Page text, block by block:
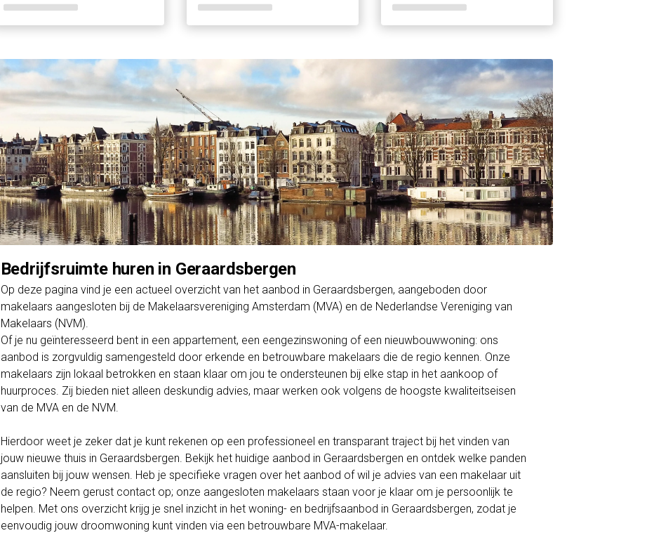
Bedrijfsruimte huren in Geraardsbergen
Op deze pagina vind je een actueel overzicht van het aanbod in Geraardsbergen, aangeboden door
makelaars aangesloten bij de Makelaarsvereniging Amsterdam (MVA) en de Nederlandse Vereniging van
Makelaars (NVM).
Of je nu geïnteresseerd bent in een appartement, een eengezinswoning of een nieuwbouwwoning: ons
aanbod is zorgvuldig samengesteld door erkende en betrouwbare makelaars die de regio kennen. Onze
makelaars zijn lokaal betrokken en staan klaar om jou te ondersteunen bij elke stap in het aankoop of
huurproces. Zij bieden niet alleen deskundig advies, maar werken ook volgens de hoogste kwaliteitseisen
van de MVA en de NVM.
Hierdoor weet je zeker dat je kunt rekenen op een professioneel en transparant traject bij het vinden van
jouw nieuwe thuis in Geraardsbergen. Bekijk het huidige aanbod in Geraardsbergen en ontdek welke panden
aansluiten bij jouw wensen. Heb je specifieke vragen over het aanbod of wil je advies van een makelaar uit
de regio? Neem gerust contact op; onze aangesloten makelaars staan voor je klaar om je persoonlijk te
helpen. Met ons overzicht krijg je snel inzicht in het woning- en bedrijfsaanbod in Geraardsbergen, zodat je
eenvoudig jouw droomwoning kunt vinden via een betrouwbare MVA-makelaar.